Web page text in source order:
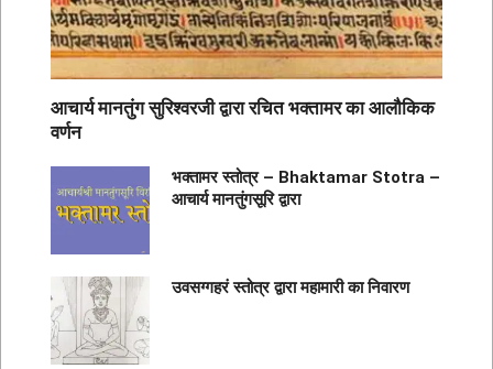
आचार्य मानतुंग सुरिश्वरजी द्वारा रचित भक्तामर का आलौकिक
वर्णन
भक्तामर स्तोत्र – Bhaktamar Stotra –
आचार्य मानतुंगसूरि द्वारा
उवसग्गहरं स्तोत्र द्वारा महामारी का निवारण